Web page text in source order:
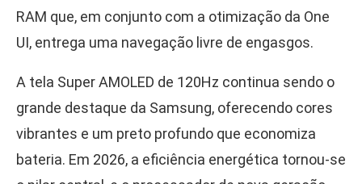
RAM que, em conjunto com a otimização da One
UI, entrega uma navegação livre de engasgos.
A tela Super AMOLED de 120Hz continua sendo o
grande destaque da Samsung, oferecendo cores
vibrantes e um preto profundo que economiza
bateria. Em 2026, a eficiência energética tornou-se